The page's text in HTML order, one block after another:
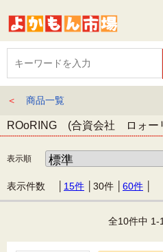
＜ 商品一覧
ROoRING (合資会社 ロォー
表示順
表示件数 │ 15件 30件 60件
全10件中 1-